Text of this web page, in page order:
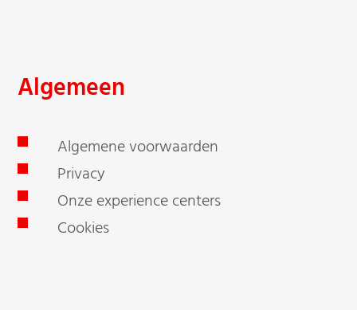
Algemeen
Algemene voorwaarden
Privacy
Onze experience centers
Cookies